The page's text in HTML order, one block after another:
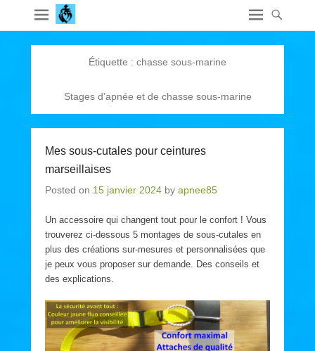
Étiquette : chasse sous-marine
Stages d’apnée et de chasse sous-marine
Mes sous-cutales pour ceintures
marseillaises
Posted on 15 janvier 2024 by apnee85
Un accessoire qui changent tout pour le confort ! Vous
trouverez ci-dessous 5 montages de sous-cutales en
plus des créations sur-mesures et personnalisées que
je peux vous proposer sur demande. Des conseils et
des explications.